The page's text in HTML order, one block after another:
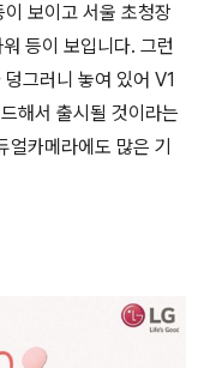
보이고 서울 초청장
등이 보입니다. 그런
그러니 놓여 있어 V1
해서 출시될 것이라는
카메라에도 많은 기